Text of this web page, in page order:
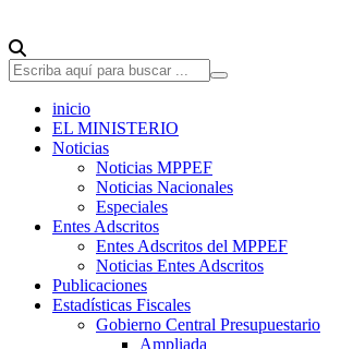
inicio
EL MINISTERIO
Noticias
Noticias MPPEF
Noticias Nacionales
Especiales
Entes Adscritos
Entes Adscritos del MPPEF
Noticias Entes Adscritos
Publicaciones
Estadísticas Fiscales
Gobierno Central Presupuestario
Ampliada